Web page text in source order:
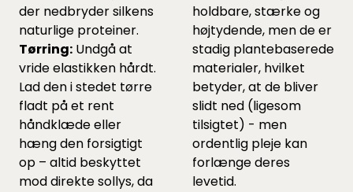
der nedbryder silkens
naturlige proteiner.
Tørring: Undgå at
vride elastikken hårdt.
Lad den i stedet tørre
fladt på et rent
håndklæde eller
hæng den forsigtigt
op – altid beskyttet
mod direkte sollys, da
holdbare, stærke og
højtydende, men de er
stadig plantebaserede
materialer, hvilket
betyder, at de bliver
slidt ned (ligesom
tilsigtet) - men
ordentlig pleje kan
forlænge deres
levetid.